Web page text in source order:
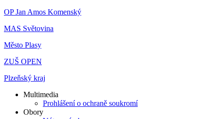
OP Jan Amos Komenský
MAS Světovina
Město Plasy
ZUŠ OPEN
Plzeňský kraj
Multimedia
Prohlášení o ochraně soukromí
Obory